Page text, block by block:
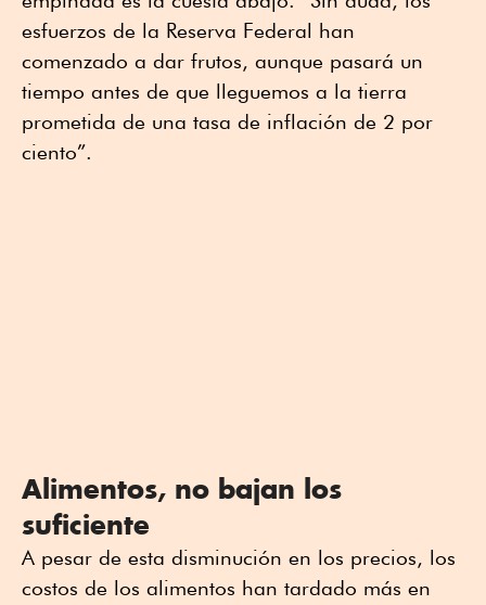
esfuerzos de la Reserva Federal han
comenzado a dar frutos, aunque pasará un
tiempo antes de que lleguemos a la tierra
prometida de una tasa de inflación de 2 por
ciento”.
Alimentos, no bajan los
suficiente
A pesar de esta disminución en los precios, los
costos de los alimentos han tardado más en